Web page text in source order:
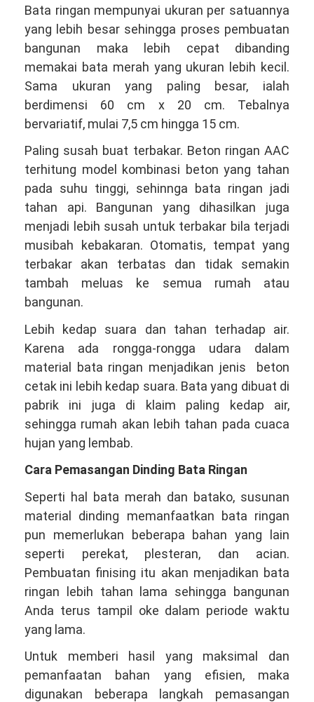
Bata ringan mempunyai ukuran per satuannya
yang lebih besar sehingga proses pembuatan
bangunan maka lebih cepat dibanding
memakai bata merah yang ukuran lebih kecil.
Sama ukuran yang paling besar, ialah
berdimensi 60 cm x 20 cm. Tebalnya
bervariatif, mulai 7,5 cm hingga 15 cm.
Paling susah buat terbakar. Beton ringan AAC
terhitung model kombinasi beton yang tahan
pada suhu tinggi, sehinnga bata ringan jadi
tahan api. Bangunan yang dihasilkan juga
menjadi lebih susah untuk terbakar bila terjadi
musibah kebakaran. Otomatis, tempat yang
terbakar akan terbatas dan tidak semakin
tambah meluas ke semua rumah atau
bangunan.
Lebih kedap suara dan tahan terhadap air.
Karena ada rongga-rongga udara dalam
material bata ringan menjadikan jenis beton
cetak ini lebih kedap suara. Bata yang dibuat di
pabrik ini juga di klaim paling kedap air,
sehingga rumah akan lebih tahan pada cuaca
hujan yang lembab.
Cara Pemasangan Dinding Bata Ringan
Seperti hal bata merah dan batako, susunan
material dinding memanfaatkan bata ringan
pun memerlukan beberapa bahan yang lain
seperti perekat, plesteran, dan acian.
Pembuatan finising itu akan menjadikan bata
ringan lebih tahan lama sehingga bangunan
Anda terus tampil oke dalam periode waktu
yang lama.
Untuk memberi hasil yang maksimal dan
pemanfaatan bahan yang efisien, maka
digunakan beberapa langkah pemasangan